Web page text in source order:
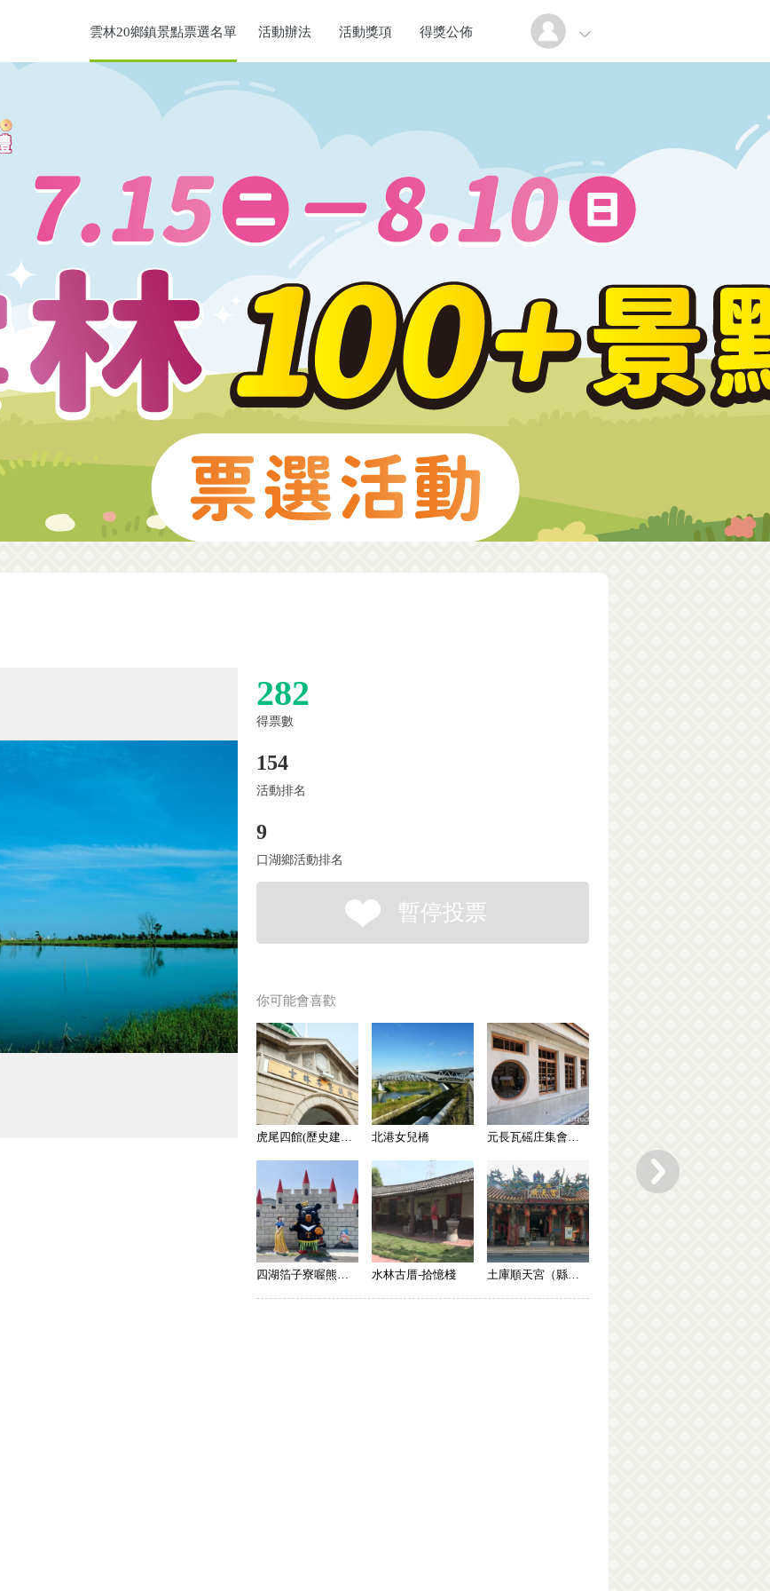
雲林20鄉鎮景點票選名單 活動辦法 活動獎項 得獎公佈
282
得票數
154
活動排名
9
口湖鄉活動排名
暫停投票
你可能會喜歡
虎尾四館(歷史建築)：雲林布袋戲館(地文館)＋雲林故事館(地文館)＋雲林記憶cool(地文館＋借問站)＋虎尾合同廳舍 北港女兒橋 元長瓦磘庄集會所（歷史建築）
四湖箔子寮喔熊藝術村 水林古厝-拾憶棧 土庫順天宮（縣定古蹟）